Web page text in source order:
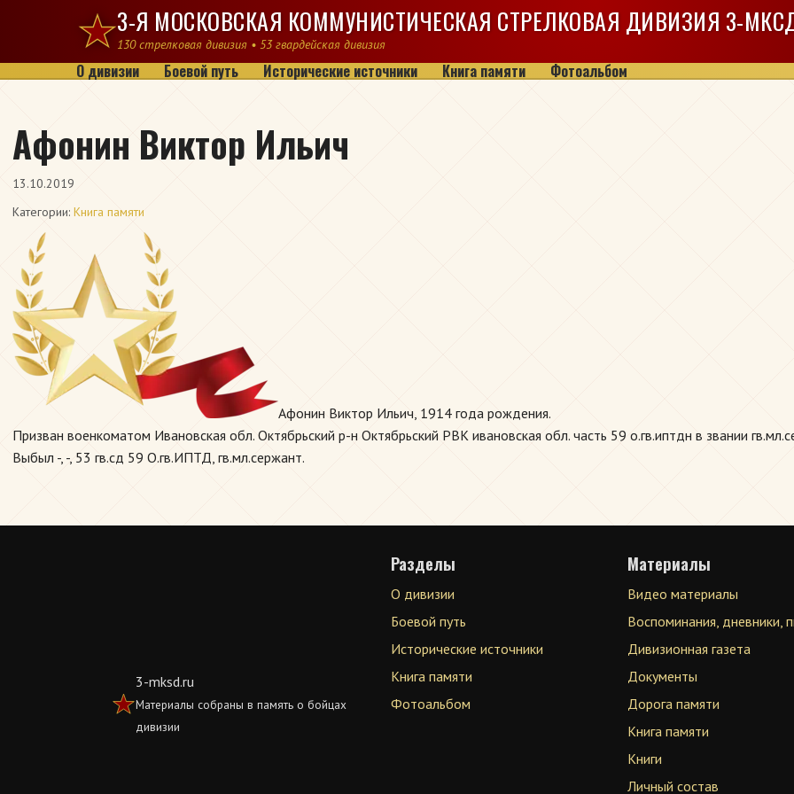
Перейти к содержимому3-Я МОСКОВСКАЯ КОММУНИСТИЧЕСКАЯ СТРЕЛКОВАЯ ДИВИЗИЯ 3-
130 стрелковая дивизия • 53 гвардейская дивизия
О дивизии Боевой путь Исторические источники Книга памяти Фотоальбом
Афонин Виктор Ильич
13.10.2019
Категории: Книга памяти
Афонин Виктор Ильич, 1914 года рождения.
Призван военкоматом Ивановская обл. Октябрьский р-н Октябрьский РВК ивановская обл. часть 59 о.гв.иптдн в звании
Выбыл -, -, 53 гв.сд 59 О.гв.ИПТД, гв.мл.сержант.
3-mksd.ru
Материалы собраны в память о бойцах
дивизии
Разделы
О дивизии
Боевой путь
Исторические источники
Книга памяти
Фотоальбом
Материалы
Видео материалы
Воспоминания, дневники,
Дивизионная газета
Документы
Дорога памяти
Книга памяти
Книги
Личный состав